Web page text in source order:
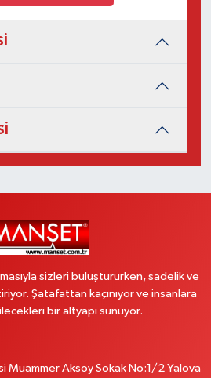
sizleri buluştururken, sadelik ve
Şatafattan kaçınıyor ve insanlara
bir altyapı sunuyor.
Muammer Aksoy Sokak No:1/2 Yalova